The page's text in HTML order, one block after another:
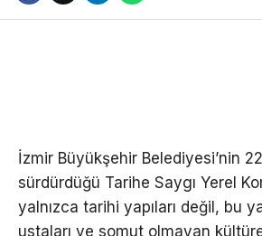
İzmir Büyükşehir Belediyesi’nin
sürdürdüğü Tarihe Saygı Yerel
yalnızca tarihi yapıları değil, bu
ustaları ve somut olmayan